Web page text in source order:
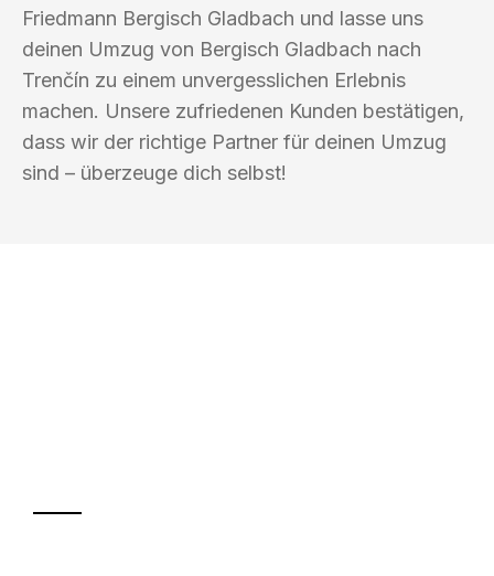
Friedmann Bergisch Gladbach und lasse uns
deinen Umzug von Bergisch Gladbach nach
Trenčín zu einem unvergesslichen Erlebnis
machen. Unsere zufriedenen Kunden bestätigen,
dass wir der richtige Partner für deinen Umzug
sind – überzeuge dich selbst!